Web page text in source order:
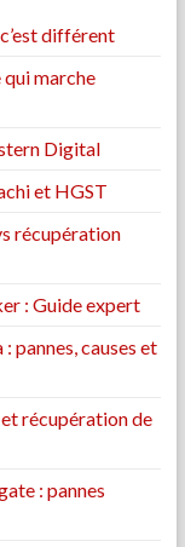
différent
marche
Digital
et HGST
récupération
: Guide expert
pannes, causes et
et récupération de
: pannes